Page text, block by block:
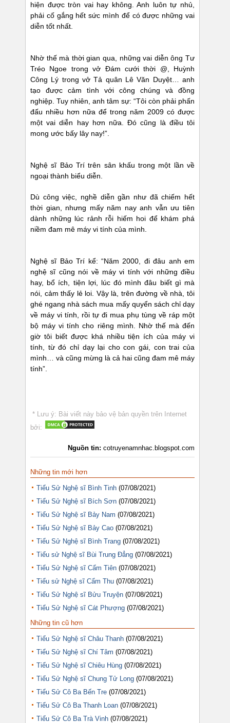
hiện được tròn vai hay không. Anh luôn tự nhủ,
phải cố gắng hết sức mình để có được những vai
diễn tốt nhất.
Nhờ thế mà thời gian qua, những vai diễn ông Tư
Tréo Ngoe trong vở Đám cưới thời @, Huỳnh
Công Lý trong vở Tả quân Lê Văn Duyệt… anh
tạo được cảm tình với công chúng và đồng
nghiệp. Tuy nhiên, anh tâm sự: “Tôi còn phải phấn
đấu nhiều hơn nữa để trong năm 2009 có được
một vai diễn hay hơn nữa. Đó cũng là điều tôi
mong ước bấy lây nay!”.
Nghệ sĩ Bảo Trí trên sân khấu trong một lần về
ngoại thành biểu diễn.
Dù công việc, nghề diễn gần như đã chiếm hết
thời gian, nhưng mấy năm nay anh vẫn ưu tiên
dành những lúc rảnh rỗi hiếm hoi để khám phá
niềm đam mê máy vi tính của mình.
Nghệ sĩ Bảo Trí kể: “Năm 2000, đi đâu anh em
nghệ sĩ cũng nói về máy vi tính với những điều
hay, bổ ích, tiện lợi, lúc đó mình đâu biết gì mà
nói, cảm thấy lẻ loi. Vậy là, trên đường về nhà, tôi
ghé ngang nhà sách mua mấy quyển sách chỉ dạy
về máy vi tính, rồi tự đi mua phụ tùng về ráp một
bộ máy vi tính cho riêng mình. Nhờ thế mà đến
giờ tôi biết được khá nhiều tiện ích của máy vi
tính, từ đó chỉ dạy lại cho con gái, con trai của
mình… và cũng mừng là cả hai cũng đam mê máy
tính”.
* Lưu ý: Bài viết này bảo vệ bản quyền trên Internet
bởi:
Nguồn tin: cotruyenamnhac.blogspot.com
Những tin mới hơn
Tiểu Sử Nghệ sĩ Bình Tinh (07/08/2021)
Tiểu Sử Nghệ sĩ Bích Sơn (07/08/2021)
Tiểu Sử Nghệ sĩ Bảy Nam (07/08/2021)
Tiểu Sử Nghệ sĩ Bảy Cao (07/08/2021)
Tiểu Sử Nghệ sĩ Bình Trang (07/08/2021)
Tiểu sử Nghệ sĩ Bùi Trung Đẳng (07/08/2021)
Tiểu Sử Nghệ sĩ Cẩm Tiên (07/08/2021)
Tiểu sử Nghệ sĩ Cẩm Thu (07/08/2021)
Tiểu Sử Nghệ sĩ Bửu Truyện (07/08/2021)
Tiểu Sử Nghệ sĩ Cát Phượng (07/08/2021)
Những tin cũ hơn
Tiểu Sử Nghệ sĩ Châu Thanh (07/08/2021)
Tiểu Sử Nghệ sĩ Chí Tâm (07/08/2021)
Tiểu Sử Nghệ sĩ Chiêu Hùng (07/08/2021)
Tiểu Sử Nghệ sĩ Chung Tử Long (07/08/2021)
Tiểu Sử Cô Ba Bến Tre (07/08/2021)
Tiểu Sử Cô Ba Thanh Loan (07/08/2021)
Tiểu Sử Cô Ba Trà Vinh (07/08/2021)